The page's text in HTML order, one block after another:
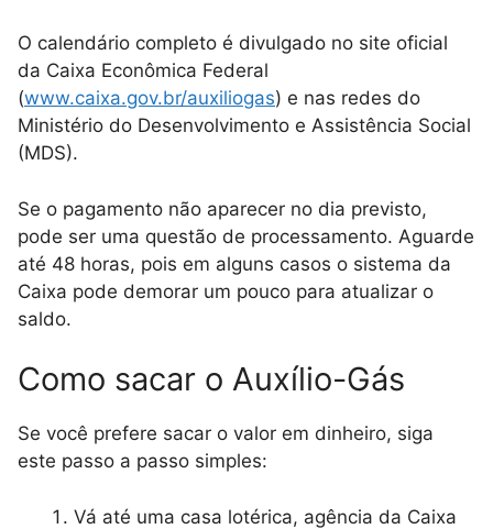
O calendário completo é divulgado no site oficial
da Caixa Econômica Federal
(www.caixa.gov.br/auxiliogas) e nas redes do
Ministério do Desenvolvimento e Assistência Social
(MDS).
Se o pagamento não aparecer no dia previsto,
pode ser uma questão de processamento. Aguarde
até 48 horas, pois em alguns casos o sistema da
Caixa pode demorar um pouco para atualizar o
saldo.
Como sacar o Auxílio-Gás
Se você prefere sacar o valor em dinheiro, siga
este passo a passo simples:
Vá até uma casa lotérica, agência da Caixa